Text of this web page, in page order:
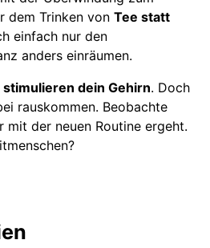
dem Trinken von Tee statt
einfach nur den
anders einräumen.
stimulieren dein Gehirn. Doch
rauskommen. Beobachte
mit der neuen Routine ergeht.